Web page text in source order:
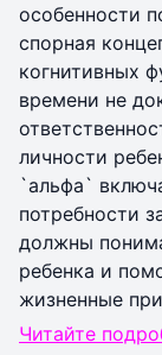
особенности
спорная
когнитивных
времени не
личности
`альфа`
потребности
должны
ребенка и
жизненные
Читайте